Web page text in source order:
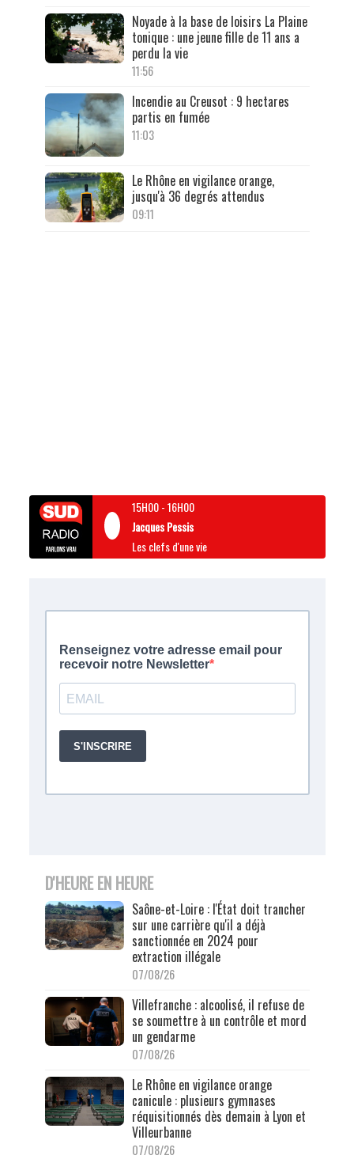
Noyade à la base de loisirs La Plaine
tonique : une jeune fille de 11 ans a
perdu la vie
11:56
Incendie au Creusot : 9 hectares
partis en fumée
11:03
Le Rhône en vigilance orange,
jusqu'à 36 degrés attendus
09:11
15H00-16H00
Jacques Pessis
Les clefs d'une vie
D'HEURE EN HEURE
Saône-et-Loire : l'État doit trancher
sur une carrière qu'il a déjà
sanctionnée en 2024 pour
extraction illégale
07/08/26
Villefranche : alcoolisé, il refuse de
se soumettre à un contrôle et mord
un gendarme
07/08/26
Le Rhône en vigilance orange
canicule : plusieurs gymnases
réquisitionnés dès demain à Lyon et
Villeurbanne
07/08/26